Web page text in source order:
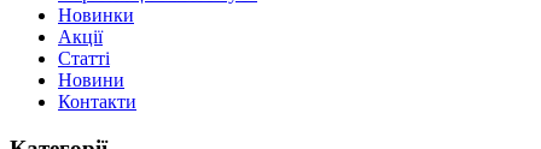
Новинки
Акції
Статті
Новини
Контакти